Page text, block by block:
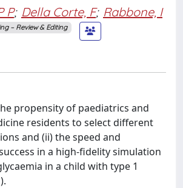
P; Della Corte, F; Rabbone, I
– Review & Editing
propensity of paediatrics and
residents to select different
and (ii) the speed and
in a high-fidelity simulation
in a child with type 1